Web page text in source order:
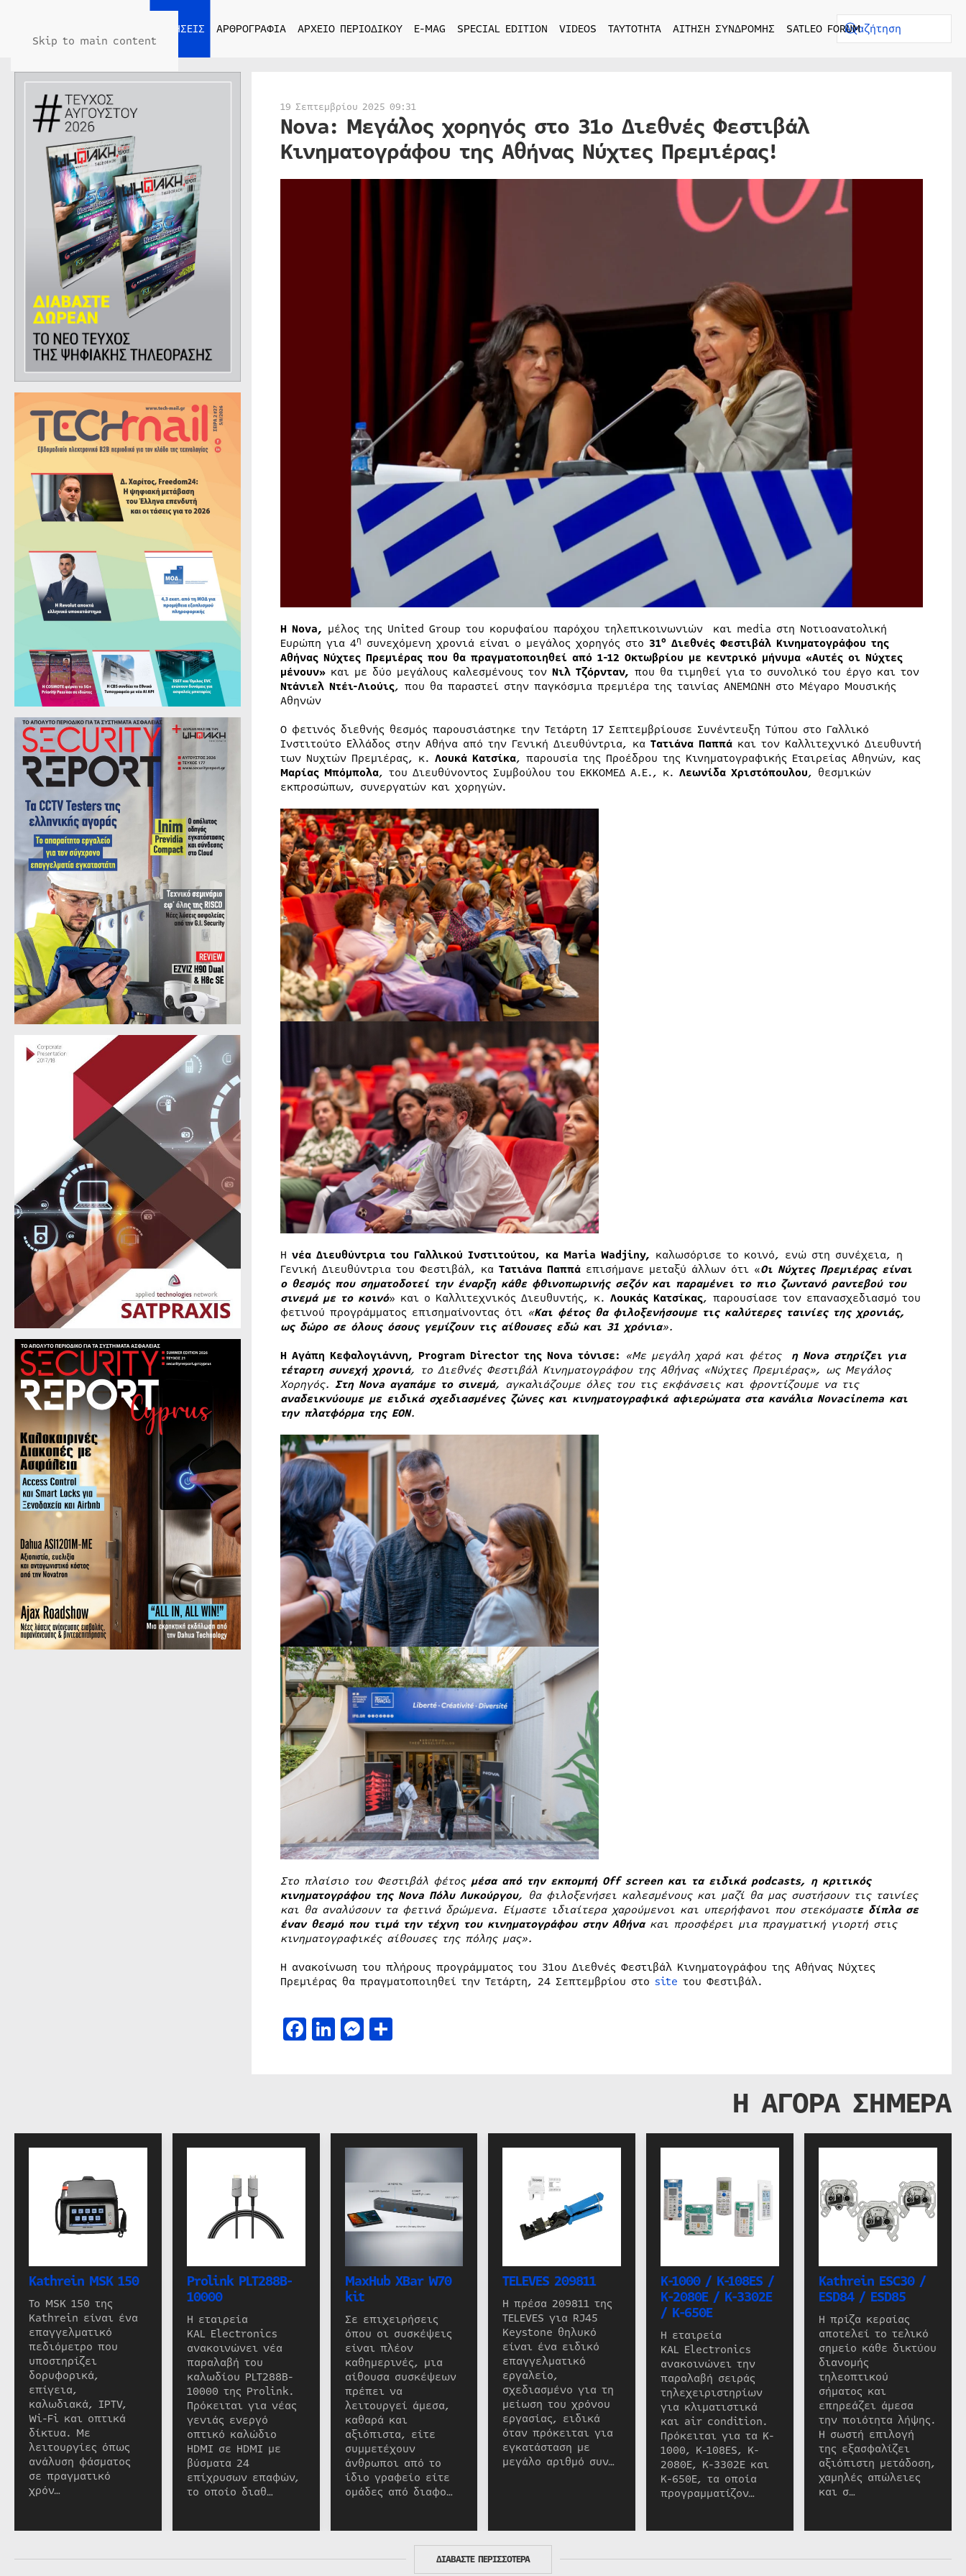
Skip to main content
ΕΙΔΗΣΕΙΣ ΑΡΘΡΟΓΡΑΦΙΑ ΑΡΧΕΙΟ ΠΕΡΙΟΔΙΚΟΥ E-MAG SPECIAL EDITION VIDEOS ΤΑΥΤΟΤΗΤΑ ΑΙΤΗΣΗ ΣΥΝΔΡΟΜΗΣ SATLEO FORUM
19 Σεπτεμβρίου 2025 09:31
Nova: Μεγάλος χορηγός στο 31ο Διεθνές Φεστιβάλ
Κινηματογράφου της Αθήνας Νύχτες Πρεμιέρας!
Η Nova, μέλος της United Group του κορυφαίου παρόχου τηλεπικοινωνιών και media στη Νοτιοανατολική
Ευρώπη για 4η συνεχόμενη χρονιά είναι ο μεγάλος χορηγός στο 31ο Διεθνές Φεστιβάλ Κινηματογράφου της
Αθήνας Νύχτες Πρεμιέρας που θα πραγματοποιηθεί από 1-12 Οκτωβρίου με κεντρικό μήνυμα «Αυτές οι Νύχτες
μένουν» και με δύο μεγάλους καλεσμένους τονΝιλ Τζόρνταν, που θα τιμηθεί για το συνολικό του έργο και τον
Ντάνιελ Ντέι-Λιούις, που θα παραστεί στην παγκόσμια πρεμιέρα της ταινίας ΑΝΕΜΩΝΗ στο Μέγαρο Μουσικής
Αθηνών
Ο φετινός διεθνής θεσμός παρουσιάστηκε την Τετάρτη 17 Σεπτεμβρίουσε Συνέντευξη Τύπου στο Γαλλικό
Ινστιτούτο Ελλάδος στην Αθήνα από την Γενική Διευθύντρια, κα Τατιάνα Παππάκαι τον Καλλιτεχνικό Διευθυντή
των Νυχτών Πρεμιέρας, κ. Λουκά Κατσίκα, παρουσία της Προέδρου της Κινηματογραφικής Εταιρείας Αθηνών, κας
Μαρίας Μπόμπολα, του Διευθύνοντος Συμβούλου του ΕΚΚΟΜΕΔ Α.Ε., κ. Λεωνίδα Χριστόπουλου, θεσμικών
εκπροσώπων, συνεργατών και χορηγών.
Η νέα Διευθύντρια του Γαλλικού Ινστιτούτου, κα Maria Wadjiny, καλωσόρισε το κοινό, ενώ στη συνέχεια, η
Γενική Διευθύντρια του Φεστιβάλ, κα Τατιάνα Παππάεπισήμανε μεταξύ άλλων ότι «Οι Νύχτες Πρεμιέρας είναι
ο θεσμός που σηματοδοτεί την έναρξη κάθε φθινοπωρινής σεζόν και παραμένει το πιο ζωντανό ραντεβού του
σινεμά με το κοινό» και ο Καλλιτεχνικός Διευθυντής, κ. Λουκάς Κατσίκας, παρουσίασε τον επανασχεδιασμό του
φετινού προγράμματος επισημαίνοντας ότι «Και φέτος θα φιλοξενήσουμε τις καλύτερες ταινίες της χρονιάς,
ως δώρο σε όλους όσους γεμίζουν τις αίθουσες εδώ και 31 χρόνια».
Η Αγάπη Κεφαλογιάννη, Program Director της Nova τόνισε: «Με μεγάλη χαρά και φέτος η Novaστηρίζει για
τέταρτη συνεχή χρονιά, το Διεθνές Φεστιβάλ Κινηματογράφου της Αθήνας «Νύχτες Πρεμιέρας», ως Μεγάλος
Χορηγός. Στη Novaαγαπάμε το σινεμά, αγκαλιάζουμε όλες του τις εκφάνσεις και φροντίζουμε να τις
αναδεικνύουμε με ειδικά σχεδιασμένες ζώνες και κινηματογραφικά αφιερώματα στα κανάλια Novacinemaκαι
την πλατφόρμα της ΕΟΝ.
Στο πλαίσιο του Φεστιβάλ φέτος μέσα από την εκπομπή Off screenκαι τα ειδικά podcasts, η κριτικός
κινηματογράφου της NovaΠόλυ Λυκούργου, θα φιλοξενήσει καλεσμένους και μαζί θα μας συστήσουν τις ταινίες
και θα αναλύσουν τα φετινά δρώμενα. Είμαστε ιδιαίτερα χαρούμενοι και υπερήφανοι που στεκόμαστε δίπλα σε
έναν θεσμό που τιμά την τέχνη του κινηματογράφου στην Αθήνακαι προσφέρει μια πραγματική γιορτή στις
κινηματογραφικές αίθουσες της πόλης μας».
Η ανακοίνωση του πλήρους προγράμματος του 31ου Διεθνές Φεστιβάλ Κινηματογράφου της Αθήνας Νύχτες
Πρεμιέρας θα πραγματοποιηθεί την Τετάρτη, 24 Σεπτεμβρίου στο site του Φεστιβάλ.
Facebook
LinkedIn
Messenger
Μοιραστείτε
Η ΑΓΟΡΑ ΣΗΜΕΡΑ
Kathrein MSK 150
Το MSK 150 της
Kathrein είναι ένα
επαγγελματικό
πεδιόμετρο που
υποστηρίζει
δορυφορικά,
επίγεια,
καλωδιακά, IPTV,
Wi-Fi και οπτικά
δίκτυα. Με
λειτουργίες όπως
ανάλυση φάσματος
σε πραγματικό
χρόν…
Prolink PLT288B-
10000
Η εταιρεία
KAL Electronics
ανακοινώνει νέα
παραλαβή του
καλωδίου PLT288B-
10000 της Prolink.
Πρόκειται για νέας
γενιάς ενεργό
οπτικό καλώδιο
HDMI σε HDMI με
βύσματα 24
επίχρυσων επαφών,
το οποίο διαθ…
MaxHub XBar W70
kit
Σε επιχειρήσεις
όπου οι συσκέψεις
είναι πλέον
καθημερινές, μια
αίθουσα συσκέψεων
πρέπει να
λειτουργεί άμεσα,
καθαρά και
αξιόπιστα, είτε
συμμετέχουν
άνθρωποι από το
ίδιο γραφείο είτε
ομάδες από διαφο…
TELEVES 209811
Η πρέσα 209811 της
TELEVES για RJ45
Keystone θηλυκό
είναι ένα ειδικό
επαγγελματικό
εργαλείο,
σχεδιασμένο για τη
μείωση του χρόνου
εργασίας, ειδικά
όταν πρόκειται για
εγκατάσταση με
μεγάλο αριθμό συν…
K-1000 / K-108ES /
K-2080E / K-3302E
/ K-650E
Η εταιρεία
KAL Electronics
ανακοινώνει την
παραλαβή σειράς
τηλεχειριστηρίων
για κλιματιστικά
και air condition.
Πρόκειται για τα K-
1000, K-108ES, K-
2080E, K-3302E και
K-650E, τα οποία
προγραμματίζον…
Kathrein ESC30 /
ESD84 / ESD85
Η πρίζα κεραίας
αποτελεί το τελικό
σημείο κάθε δικτύου
διανομής
τηλεοπτικού
σήματος και
επηρεάζει άμεσα
την ποιότητα λήψης.
Η σωστή επιλογή
της εξασφαλίζει
αξιόπιστη μετάδοση,
χαμηλές απώλειες
και σ…
ΔΙΑΒΑΣΤΕ ΠΕΡΙΣΣΟΤΕΡΑ